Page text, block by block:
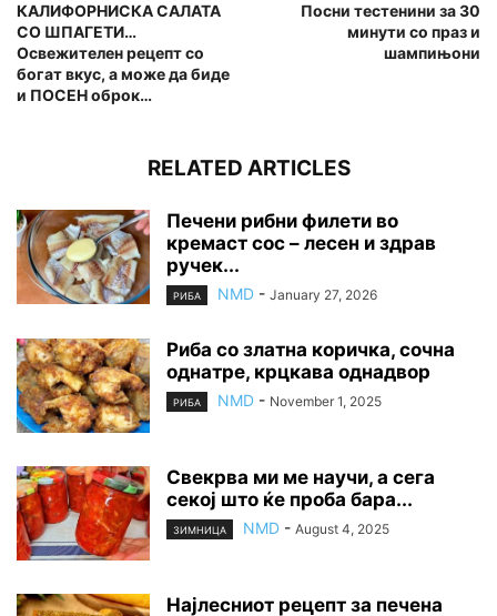
КАЛИФОРНИСКА САЛАТА
СО ШПАГЕТИ…
Освежителен рецепт со
богат вкус, а може да биде
и ПОСЕН оброк…
Посни тестенини за 30
минути со праз и
шампињони
RELATED ARTICLES
Печени рибни филети во
кремаст сос – лесен и здрав
ручек...
РИБА NMD - January 27, 2026
Риба со златна коричка, сочна
однатре, крцкава однадвор
РИБА NMD - November 1, 2025
Свекрва ми ме научи, а сега
секој што ќе проба бара...
ЗИМНИЦА NMD - August 4, 2025
Најлесниот рецепт за печена